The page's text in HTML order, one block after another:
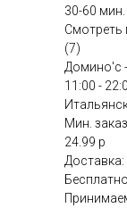
30-60 мин.
(7)
Домино'с
11:00 -
Мин.
24.99 р
Доставка:
Бесплатно